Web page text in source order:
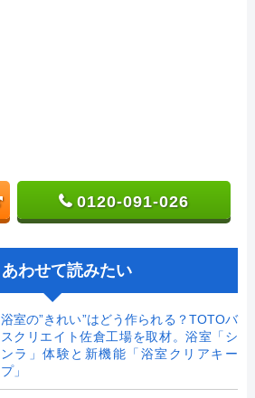
0120-091-026
あわせて読みたい
浴室の”きれい”はどう作られる？TOTOバ
スクリエイト佐倉工場を取材。浴室「シ
ンラ」体験と新機能「浴室クリアキー
プ」